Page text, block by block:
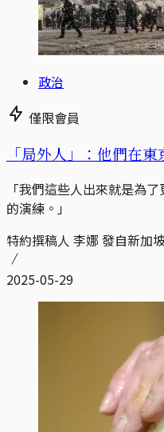
政治
僅限會員
「局外人」：他們在
「我們這些人出來就是為
的演練。」
特約撰稿人 李娜 發自新加
2025-05-29